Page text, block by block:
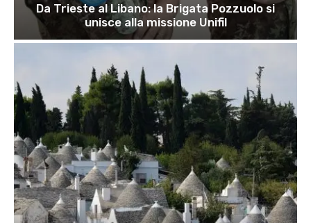
Da Trieste al Libano: la Brigata Pozzuolo si
unisce alla missione Unifil